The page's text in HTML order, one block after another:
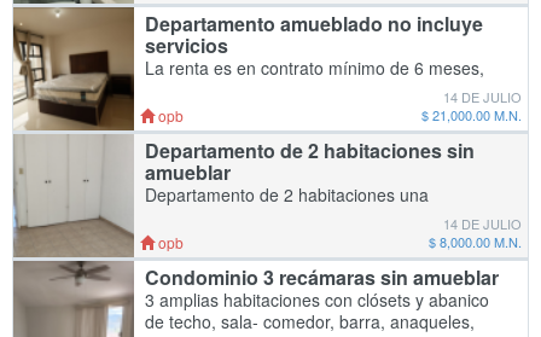
Departamento amueblado no incluye
servicios
La renta es en contrato mínimo de 6 meses,
está adaptando con todas las comodidades
indispensables para vivir en una zona cercana
al mar, restaurante , hospital, canchas deporti
opb
14 DE JULIO
$ 21,000.00 M.N.
Departamento de 2 habitaciones sin
amueblar
Departamento de 2 habitaciones una
recámara con clóset grande y baño completo
y otra recámara individual, balcón , y área de
lavado con conexión No mascota. Sala
comedor y
opb
14 DE JULIO
$ 8,000.00 M.N.
Condominio 3 recámaras sin amueblar
3 amplias habitaciones con clósets y abanico
de techo, sala- comedor, barra, anaqueles,